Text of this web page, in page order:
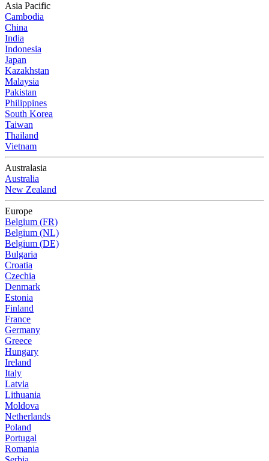
Asia Pacific
Cambodia
China
India
Indonesia
Japan
Kazakhstan
Malaysia
Pakistan
Philippines
South Korea
Taiwan
Thailand
Vietnam
Australasia
Australia
New Zealand
Europe
Belgium (FR)
Belgium (NL)
Belgium (DE)
Bulgaria
Croatia
Czechia
Denmark
Estonia
Finland
France
Germany
Greece
Hungary
Ireland
Italy
Latvia
Lithuania
Moldova
Netherlands
Poland
Portugal
Romania